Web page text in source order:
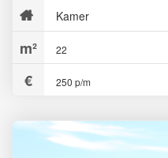
Kamer
22
250 p/m